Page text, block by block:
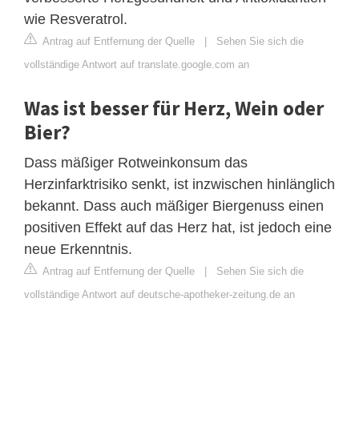
wie Resveratrol.
Antrag auf Entfernung der Quelle | Sehen Sie sich die
vollständige Antwort auf translate.google.com an
Was ist besser für Herz, Wein oder
Bier?
Dass mäßiger Rotweinkonsum das
Herzinfarktrisiko senkt, ist inzwischen hinlänglich
bekannt. Dass auch mäßiger Biergenuss einen
positiven Effekt auf das Herz hat, ist jedoch eine
neue Erkenntnis.
Antrag auf Entfernung der Quelle | Sehen Sie sich die
vollständige Antwort auf deutsche-apotheker-zeitung.de an